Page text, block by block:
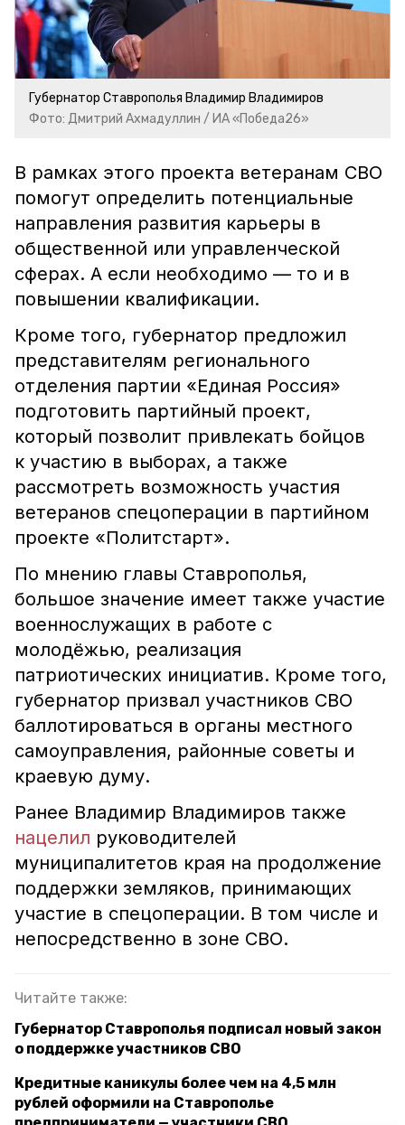
Губернатор Ставрополья Владимир Владимиров
Фото: Дмитрий Ахмадуллин / ИА «Победа26»
В рамках этого проекта ветеранам СВО
помогут определить потенциальные
направления развития карьеры в
общественной или управленческой
сферах. А если необходимо — то и в
повышении квалификации.
Кроме того, губернатор предложил
представителям регионального
отделения партии «Единая Россия»
подготовить партийный проект,
который позволит привлекать бойцов
к участию в выборах, а также
рассмотреть возможность участия
ветеранов спецоперации в партийном
проекте «Политстарт».
По мнению главы Ставрополья,
большое значение имеет также участие
военнослужащих в работе с
молодёжью, реализация
патриотических инициатив. Кроме того,
губернатор призвал участников СВО
баллотироваться в органы местного
самоуправления, районные советы и
краевую думу.
Ранее Владимир Владимиров также
нацелил руководителей
муниципалитетов края на продолжение
поддержки земляков, принимающих
участие в спецоперации. В том числе и
непосредственно в зоне СВО.
Читайте также:
Губернатор Ставрополья подписал новый закон
о поддержке участников СВО
Кредитные каникулы более чем на 4,5 млн
рублей оформили на Ставрополье